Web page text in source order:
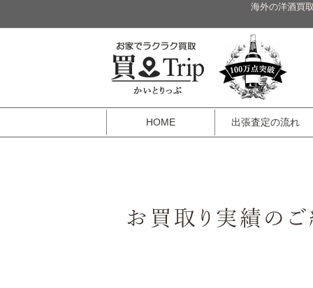
海外の洋酒買
HOME 出張査定の流れ